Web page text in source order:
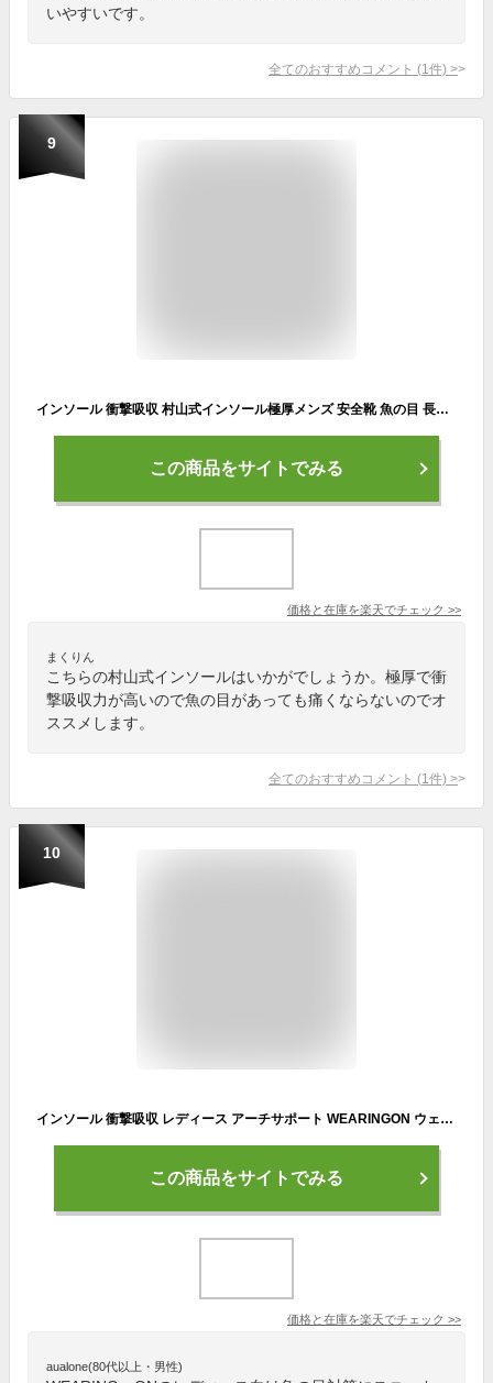
いやすいです。
全てのおすすめコメント (1 件) >
9
インソール 衝撃吸収 村山式インソール極厚メンズ 安全靴 魚の目 長靴 疲れない アーチ 足底筋膜炎 足裏が痛い かかとが痛い 足裏 かかと 中敷き ルッチェ メンズ 土踏まず 偏平足 モートン 立ち仕事 測定筋膜炎 腰痛 いんそーる 登山靴
この商品をサイトでみる
価格と在庫を楽天でチェック >>
まくりん
こちらの村山式インソールはいかがでしょうか。極厚で衝
撃吸収力が高いので魚の目があっても痛くならないのでオ
ススメします。
全てのおすすめコメント (1 件) >
10
インソール 衝撃吸収 レディース アーチサポート WEARINGON ウェアリングオン Red レッド 魚の目 巻き爪 タコ リウマチ 外反母趾 膝痛 腰痛 立ち仕事 むくみ 中敷 中敷き かかと サポーター 歩きやすい 疲れにくい 【 スニーカー シューズ おすすめ 】※送料無料※
この商品をサイトでみる
価格と在庫を楽天でチェック >>
aualone(80代以上・男性)